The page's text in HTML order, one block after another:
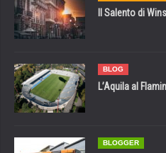
Il Salento di
BLOG
L’Aquila al
BLOGGER